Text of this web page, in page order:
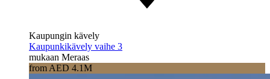
Kaupungin kävely
Kaupunkikävely vaihe 3
mukaan Meraas
from AED 4.1M